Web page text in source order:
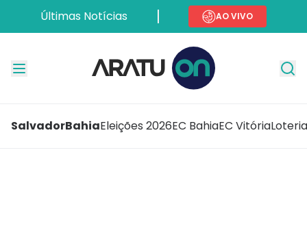
Últimas Notícias AO VIVO
SalvadorBahiaEleições 2026EC BahiaEC Vitória